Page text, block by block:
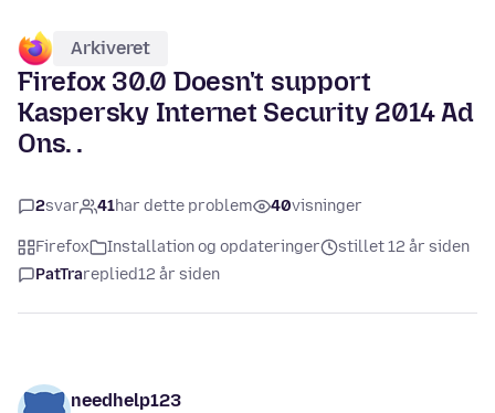
Arkiveret
Firefox 30.0 Doesn't support
Kaspersky Internet Security 2014 Ad
Ons. .
2svar 41har dette problem 40visninger
Firefox Installation og opdateringer
stillet 12 år siden
PatTrareplied12 år siden
needhelp123